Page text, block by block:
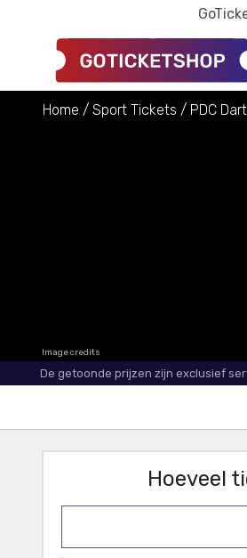
Home Sport Tickets PDC
Image credits
De getoonde prijzen zijn exclusief
Hoeveel